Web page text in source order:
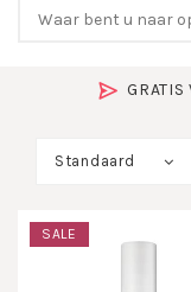
Standaard
SALE